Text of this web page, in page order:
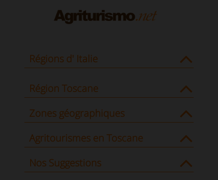
Régions d' Italie
Région Toscane
Zones géographiques
Agritourismes en Toscane
Nos Suggestions